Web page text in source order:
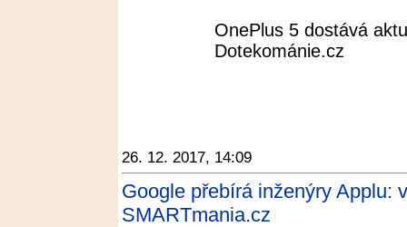
OnePlus 5 dostává
Dotekománie.cz
26. 12. 2017, 14:09
Google přebírá inženýry Applu:
SMARTmania.cz